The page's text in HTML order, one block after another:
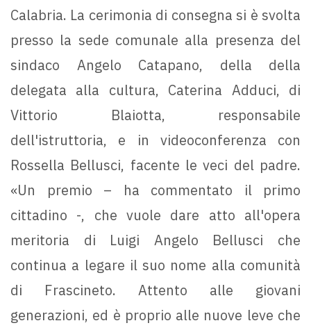
Calabria. La cerimonia di consegna si è svolta
presso la sede comunale alla presenza del
sindaco Angelo Catapano, della della
delegata alla cultura, Caterina Adduci, di
Vittorio Blaiotta, responsabile
dell'istruttoria, e in videoconferenza con
Rossella Bellusci, facente le veci del padre.
«Un premio – ha commentato il primo
cittadino -, che vuole dare atto all'opera
meritoria di Luigi Angelo Bellusci che
continua a legare il suo nome alla comunità
di Frascineto. Attento alle giovani
generazioni, ed è proprio alle nuove leve che